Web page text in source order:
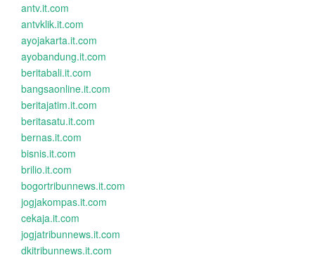
antv.it.com
antvklik.it.com
ayojakarta.it.com
ayobandung.it.com
beritabali.it.com
bangsaonline.it.com
beritajatim.it.com
beritasatu.it.com
bernas.it.com
bisnis.it.com
brilio.it.com
bogortribunnews.it.com
jogjakompas.it.com
cekaja.it.com
jogjatribunnews.it.com
dkitribunnews.it.com